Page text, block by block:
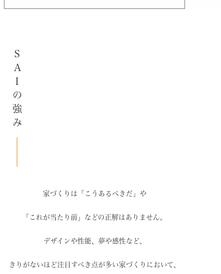
SAIの強み
家づくりは「こうあるべきだ」や
「これが当たり前」などの正解はありません。
デザインや性能、夢や感性など、
きりがないほど注目すべき点が多い家づくりにおいて、